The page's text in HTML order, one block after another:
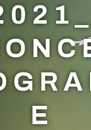
E